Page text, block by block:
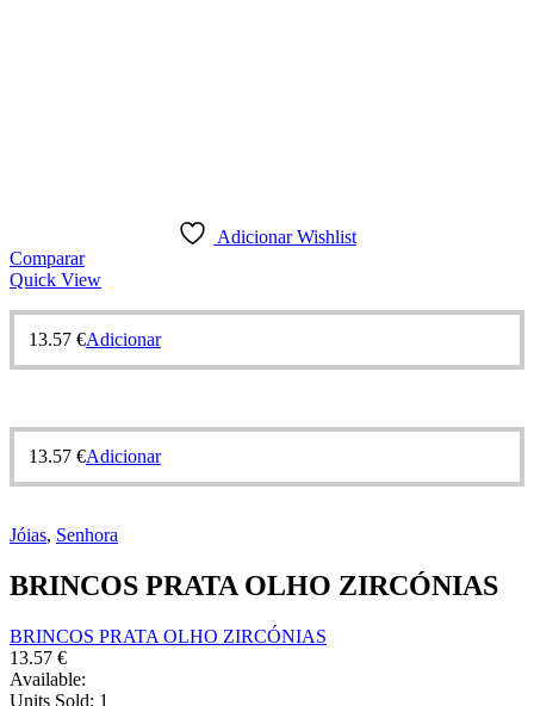
Adicionar Wishlist
Comparar
Quick View
13.57 €Adicionar
13.57 €Adicionar
Jóias, Senhora
BRINCOS PRATA OLHO ZIRCÓNIAS
BRINCOS PRATA OLHO ZIRCÓNIAS
13.57 €
Available:
Units Sold: 1